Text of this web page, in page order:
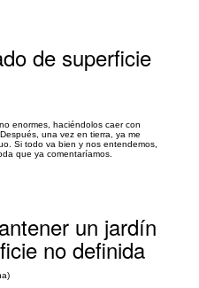
de superficie
enormes, haciéndolos caer con
una vez en tierra, ya me
Si todo va bien y nos entendemos,
que ya comentaríamos.
un jardín
no definida